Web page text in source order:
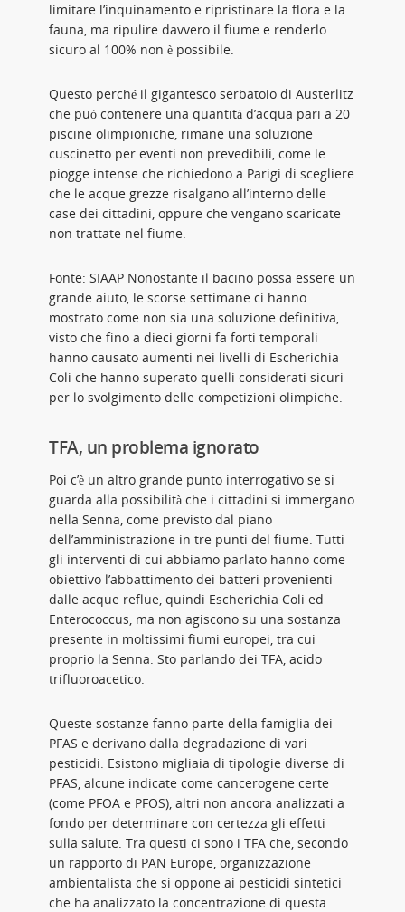
limitare l’inquinamento e ripristinare la flora e la
fauna, ma ripulire davvero il fiume e renderlo
sicuro al 100% non è possibile.
Questo perché il gigantesco serbatoio di Austerlitz
che può contenere una quantità d’acqua pari a 20
piscine olimpioniche, rimane una soluzione
cuscinetto per eventi non prevedibili, come le
piogge intense che richiedono a Parigi di scegliere
che le acque grezze risalgano all’interno delle
case dei cittadini, oppure che vengano scaricate
non trattate nel fiume.
Fonte: SIAAP Nonostante il bacino possa essere un
grande aiuto, le scorse settimane ci hanno
mostrato come non sia una soluzione definitiva,
visto che fino a dieci giorni fa forti temporali
hanno causato aumenti nei livelli di Escherichia
Coli che hanno superato quelli considerati sicuri
per lo svolgimento delle competizioni olimpiche.
TFA, un problema ignorato
Poi c’è un altro grande punto interrogativo se si
guarda alla possibilità che i cittadini si immergano
nella Senna, come previsto dal piano
dell’amministrazione in tre punti del fiume. Tutti
gli interventi di cui abbiamo parlato hanno come
obiettivo l’abbattimento dei batteri provenienti
dalle acque reflue, quindi Escherichia Coli ed
Enterococcus, ma non agiscono su una sostanza
presente in moltissimi fiumi europei, tra cui
proprio la Senna. Sto parlando dei TFA, acido
trifluoroacetico.
Queste sostanze fanno parte della famiglia dei
PFAS e derivano dalla degradazione di vari
pesticidi. Esistono migliaia di tipologie diverse di
PFAS, alcune indicate come cancerogene certe
(come PFOA e PFOS), altri non ancora analizzati a
fondo per determinare con certezza gli effetti
sulla salute. Tra questi ci sono i TFA che, secondo
un rapporto di PAN Europe, organizzazione
ambientalista che si oppone ai pesticidi sintetici
che ha analizzato la concentrazione di questa